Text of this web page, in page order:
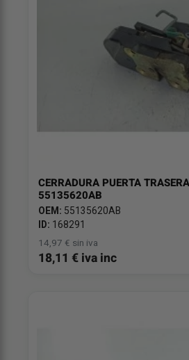
CERRADURA PUERTA
55135620AB
OEM: 55135620AB
ID: 168291
14,97 € sin iva
18,11 € iva inc